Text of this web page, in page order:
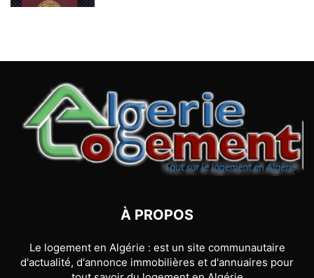
À PROPOS
Le logement en Algérie : est un site communautaire
d'actualité, d'annonce immobilières et d'annuaires pour